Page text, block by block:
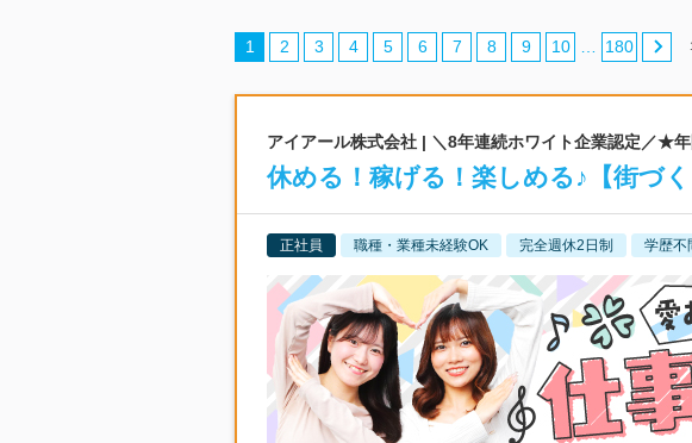
1 2 3 4 5 6 7 8 9 10 … 180
アイアール株式会社 | ＼8年連続ホワイト企業認定／★
休める！稼げる！楽しめる♪【街づ
正社員 職種・業種未経験OK 完全週休2日制 学歴不